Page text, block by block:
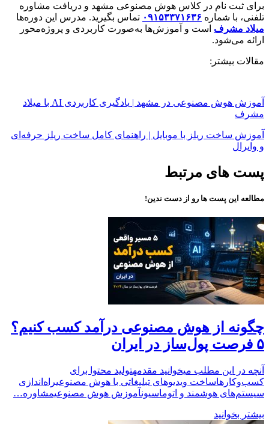
برای ثبت نام در کلاس هوش مصنوعی مشهد و دریافت مشاوره
تلفنی، با شماره ۰۹۱۵۳۳۷۱۶۳۶ تماس بگیرید. مدرس این دوره‌ها
میلاد مشرف است و آموزش‌ها به‌صورت کاربردی و پروژه‌محور
ارائه می‌شود.
مقالات بیشتر:
آموزش هوش مصنوعی در مشهد | یادگیری کاربردی AI با میلاد
مشرف
آموزش ساخت ریلز با موبایل | راهنمای کامل ساخت ریلز حرفه‌ای
و وایرال
پست های مرتبط
مطالعه این پست ها رو از دست ندین!
چگونه از هوش مصنوعی درآمد کسب کنیم؟
۵ فرصت پول‌ساز در ایران
آنچه در این مطلب میخوانید مقدمهتولید محتوا برای
کسب‌وکارهاساخت ویدیوهای تبلیغاتی با هوش مصنوعیراه‌اندازی
سیستم‌های هوشمند و اتوماسیونآموزش هوش مصنوعیمشاوره…
بیشتر بخوانید